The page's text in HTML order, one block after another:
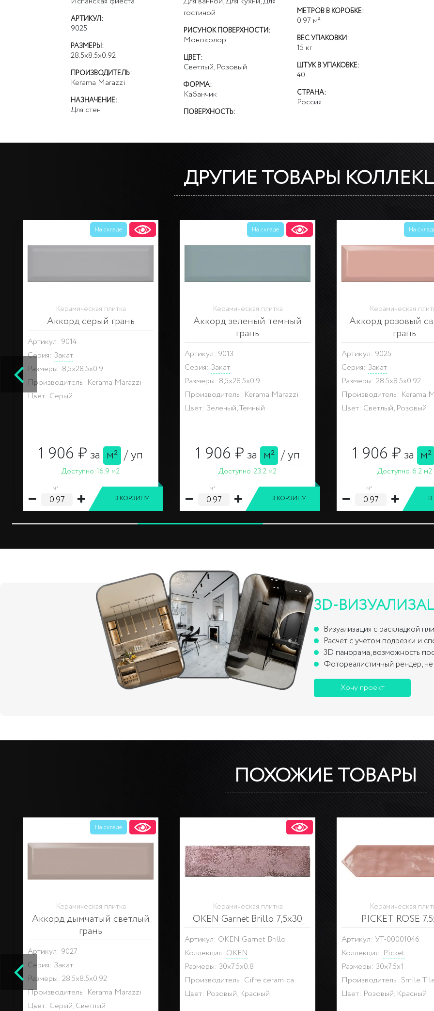
АРТИКУЛ:
9025
РАЗМЕРЫ:
28.5x8.5x0.92
ПРОИЗВОДИТЕЛЬ:
Kerama Marazzi
НАЗНАЧЕНИЕ:
Для стен
гостиной
РИСУНОК ПОВЕРХНОСТИ:
Моноколор
ЦВЕТ:
Светлый, Розовый
ФОРМА:
Кабанчик
ПОВЕРХНОСТЬ:
МЕТРОВ В КОРОБКЕ:
0.97 м²
ВЕС УПАКОВКИ:
15 кг
ШТУК В УПАКОВКЕ:
40
СТРАНА:
Россия
ДРУГИЕ ТОВАРЫ
На складе
Керамическая плитка
Аккорд беж светлый грань
Артикул: 9011
Серия: Закат
Размеры: 8,5x28,5x0.9
Производитель: Kerama Marazzi
Цвет: Светлый, Бежевый
1 768 ₽за м² /уп
Доступно:143.2 м2
м²
В КОРЗИНУ
На складе
Керамическая плитка
Декор Закат
Артикул: OS\A06\9010
Серия:Закат
Размеры: 8,5x28,5x0.9
Производитель: Kerama Marazzi
Цвет: Разноцветный
238 ₽зашт
Доступно:7 шт
шт
В КОРЗИНУ
Керамическая
Декор Закат
Артикул: OS\A07\9010
Серия:Закат
Размеры: 8,5x28,5x0.9
Производитель: Kerama
Цвет: Разноцветный
238 ₽за
Доступно:10 шт
шт
3D-
Визуализация с раскладкой
Расчет с учетом подрезки и
3D панорама, возможность
Фотореалистичный рендер, не
Хочу проект
ПОХОЖИЕ ТОВАРЫ
На складе
Керамическая плитка
Аккорд дымчатый светлый
грань
Артикул: 9027
Серия: Закат
Размеры: 28.5x8.5x0.92
Производитель: Kerama Marazzi
Цвет: Серый, Светлый
Керамическая плитка
OKEN Garnet Brillo 7,5x30
Артикул: OKEN Garnet Brillo
Коллекция: OKEN
Размеры: 30x7.5x0.8
Производитель: Cifre ceramica
Цвет: Розовый, Красный
Керамическая
PICKET ROSE
Артикул: УТ-00001046
Коллекция: Picket
Размеры: 30x7.5x1
Производитель: Smile
Цвет: Розовый, Красный